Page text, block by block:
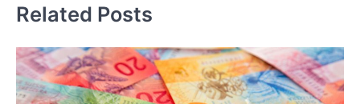
Related Posts